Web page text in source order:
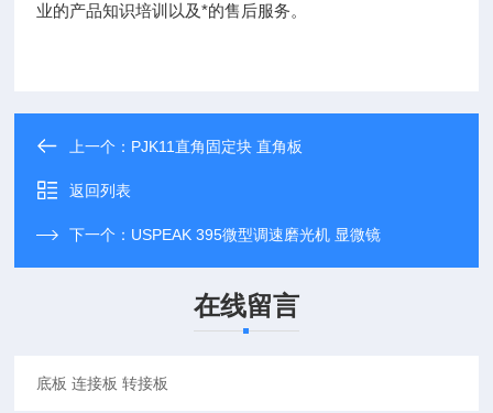
业的产品知识培训以及*的售后服务。
上一个： PJK11直角固定块 直角板
返回列表
下一个： USPEAK 395微型调速磨光机 显微镜
在线留言